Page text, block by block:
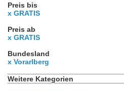
Preis bis
x GRATIS
Preis ab
x GRATIS
Bundesland
x Vorarlberg
Weitere Kategorien